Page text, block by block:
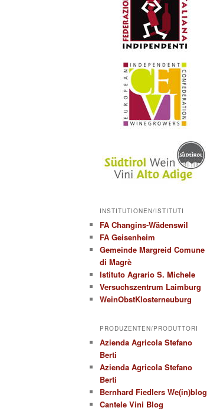
INSTITUTIONEN/ISTITUTI
FA Changins-Wädenswil
FA Geisenheim
Gemeinde Margreid Comune
di Magrè
Istituto Agrario S. Michele
Versuchszentrum Laimburg
WeinObstKlosterneuburg
PRODUZENTEN/PRODUTTORI
Azienda Agricola Stefano
Berti
Azienda Agricola Stefano
Berti
Bernhard Fiedlers We(in)blog
Cantele Vini Blog